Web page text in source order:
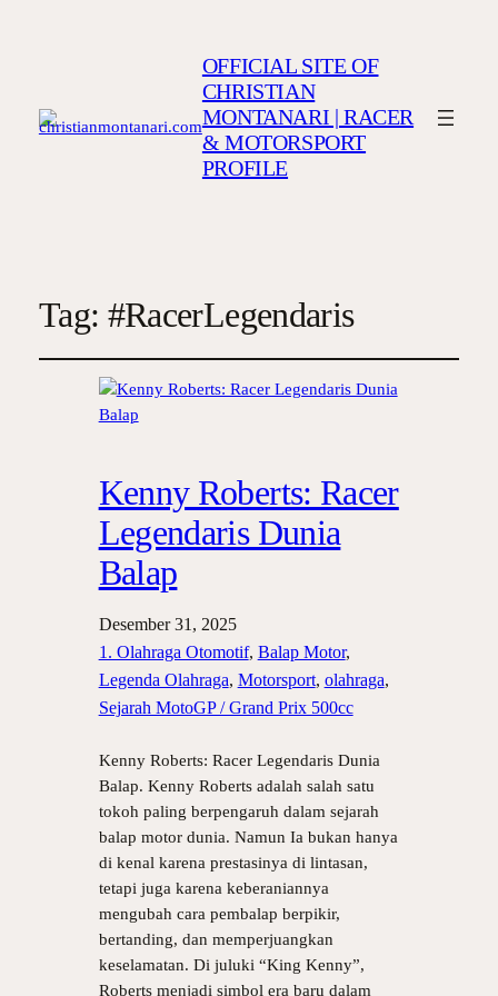
OFFICIAL SITE OF
CHRISTIAN
MONTANARI | RACER
& MOTORSPORT
PROFILE
Tag: #RacerLegendaris
Kenny Roberts: Racer
Legendaris Dunia
Balap
Desember 31, 2025
1. Olahraga Otomotif, Balap Motor
Legenda Olahraga, Motorsport, olahraga
Sejarah MotoGP / Grand Prix 500cc
Kenny Roberts: Racer Legendaris Dunia
Balap. Kenny Roberts adalah salah satu
tokoh paling berpengaruh dalam sejarah
balap motor dunia. Namun Ia bukan hanya
di kenal karena prestasinya di lintasan,
tetapi juga karena keberaniannya
mengubah cara pembalap berpikir,
bertanding, dan memperjuangkan
keselamatan. Di juluki “King Kenny”,
Roberts menjadi simbol era baru dalam